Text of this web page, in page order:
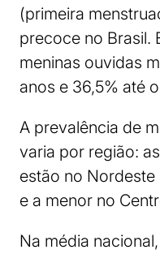
(primeira
precoce no Brasil.
meninas ouvidas
anos e 36,5% até
A prevalência de
varia por região:
estão no Nordeste
e a menor no
Na média